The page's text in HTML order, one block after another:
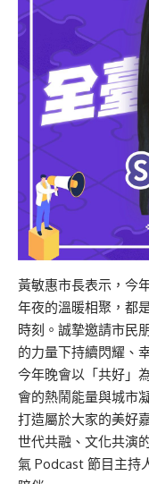
黃敏惠市長表示，今
年夜的溫暖相聚，都
時刻。誠摯邀請市民
的力量下持續閃耀、
今年晚會以「共好」
會的熱鬧能量與城市
打造屬於大家的美好
世代共融、文化共演
氣 Podcast 節目主持